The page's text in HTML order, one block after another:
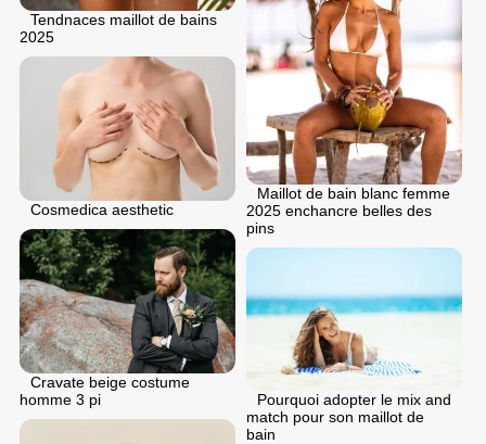
Tendnaces maillot de bains
2025
Maillot de bain blanc femme
2025 enchancre belles des
pins
Cosmedica aesthetic
Cravate beige costume
homme 3 pi
Pourquoi adopter le mix and
match pour son maillot de
bain